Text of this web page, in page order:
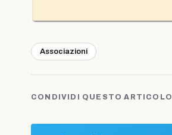
Associazioni
CONDIVIDI QUESTO ARTICOLO